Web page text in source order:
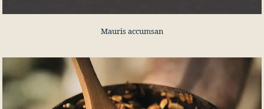
Mauris accumsan